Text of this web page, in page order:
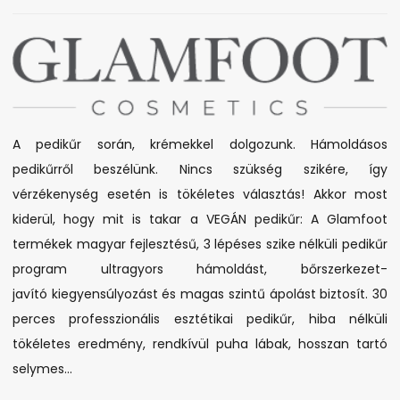
Lehetséges?!
A pedikűr során, krémekkel dolgozunk. Hámoldásos
pedikűrről beszélünk. Nincs szükség szikére, így
vérzékenység esetén is tökéletes választás! Akkor most
kiderül, hogy mit is takar a VEGÁN pedikűr: A Glamfoot
termékek magyar fejlesztésű, 3 lépéses szike nélküli pedikűr
program ultragyors hámoldást, bőrszerkezet-
javító kiegyensúlyozást és magas szintű ápolást biztosít. 30
perces professzionális esztétikai pedikűr, hiba nélküli
tökéletes eredmény, rendkívül puha lábak, hosszan tartó
selymes…